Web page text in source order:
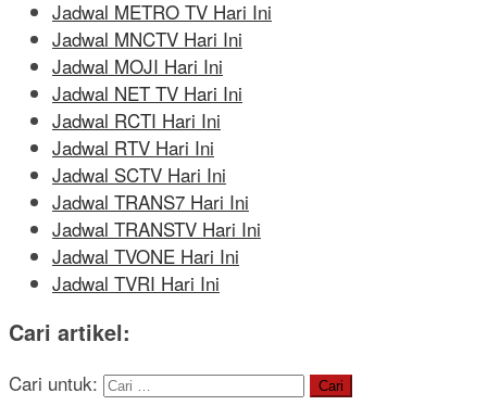
Jadwal METRO TV Hari Ini
Jadwal MNCTV Hari Ini
Jadwal MOJI Hari Ini
Jadwal NET TV Hari Ini
Jadwal RCTI Hari Ini
Jadwal RTV Hari Ini
Jadwal SCTV Hari Ini
Jadwal TRANS7 Hari Ini
Jadwal TRANSTV Hari Ini
Jadwal TVONE Hari Ini
Jadwal TVRI Hari Ini
Cari artikel:
Cari untuk: